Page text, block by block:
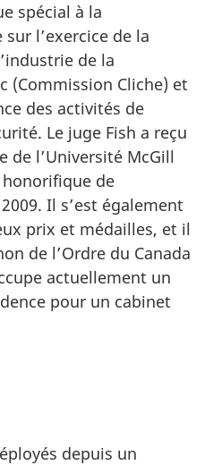
spécial à la
l’exercice de la
de la
(Commission Cliche) et
des activités de
Le juge Fish a reçu
l’Université McGill
de
Il s’est également
prix et médailles, et il
de l’Ordre du Canada
actuellement un
pour un cabinet
depuis un